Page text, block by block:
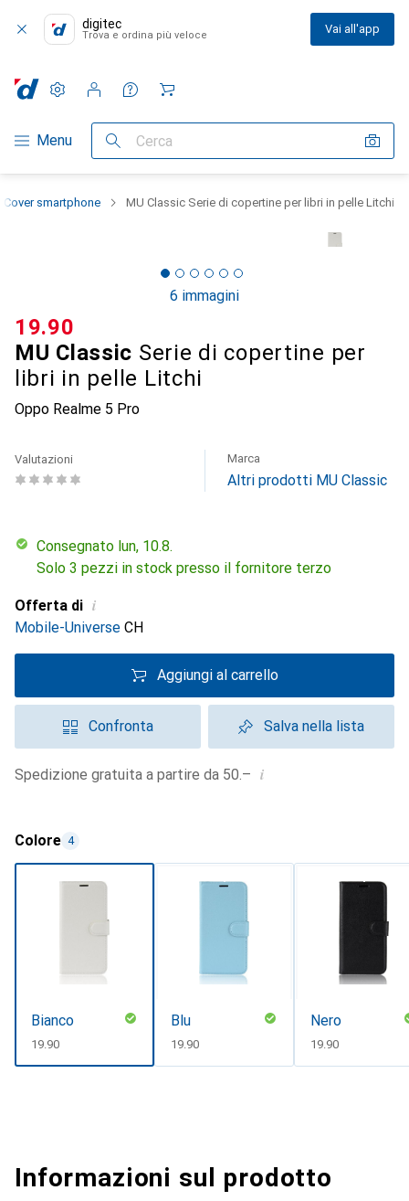
digitec
Trova e ordina più veloce Vai all'app
Categoria Navigazione
Menu Cerca
Impostazioni
Conto cliente
Liste di confronto
Liste dei desideri
Carrello
Cover smartphone MU Classic Serie di copertine per libri in pelle Litchi
6 immagini
MU Classic Serie di copertine per
libri in pelle Litchi
Oppo Realme 5 Pro
CHF
19.90
Valutazioni Marca
Altri prodotti MU Classic
Consegnato lun, 10.8.
Solo 3 pezzi in stock presso il fornitore terzo
Offerta di i
Mobile-Universe CH
Aggiungi al carrello
Confronta Salva nella lista
Spedizione gratuita a partire da 50.– i
Colore 4
Bianco
CHF
19.90
Blu
CHF
19.90
Nero
CHF
19.90
Informazioni sul prodotto